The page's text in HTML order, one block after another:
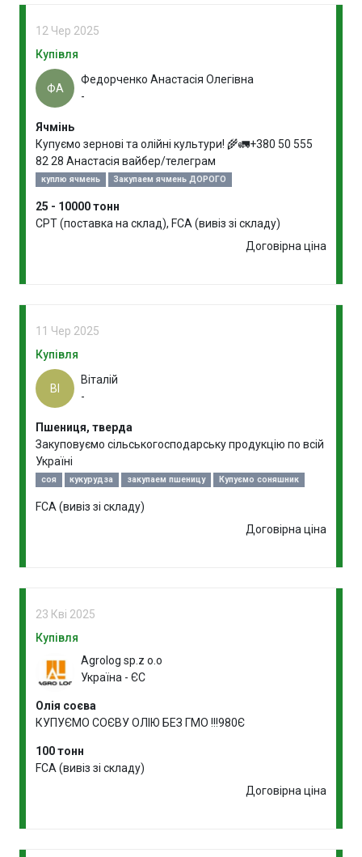
12 Чер 2025
Купівля
ФА
Федорченко Анастасія Олегівна
-
Ячмінь
Купуємо зернові та олійні культури! 🌾🚛+380 50 555
82 28 Анастасія вайбер/телеграм
куплю ячмень Закупаем ячмень ДОРОГО
25 - 10000 тонн
CPT (поставка на склад), FCA (вивіз зі складу)
Договірна ціна
11 Чер 2025
Купівля
ВІ
Віталій
-
Пшениця, тверда
Закуповуємо сільськогосподарську продукцію по всій
Україні
соя кукурудза закупаем пшеницу Купуємо соняшник
FCA (вивіз зі складу)
Договірна ціна
23 Кві 2025
Купівля
Agrolog sp.z o.o
Україна - ЄС
Олія соєва
КУПУЄМО СОЄВУ ОЛІЮ БЕЗ ГМО !!!980Є
100 тонн
FCA (вивіз зі складу)
Договірна ціна